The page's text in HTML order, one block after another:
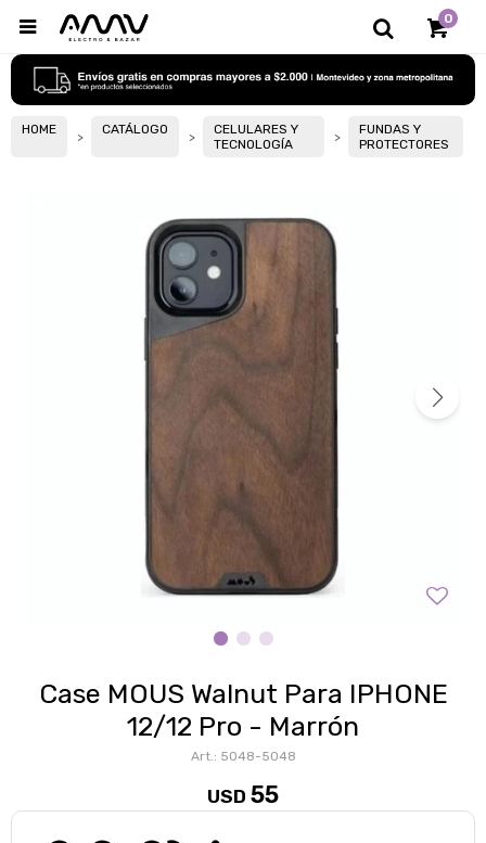
0

HOME CATÁLOGO
CELULARES Y
TECNOLOGÍA
FUNDAS Y
PROTECTORES
Case MOUS Walnut Para IPHONE
12/12 Pro - Marrón
5048-5048
USD 55